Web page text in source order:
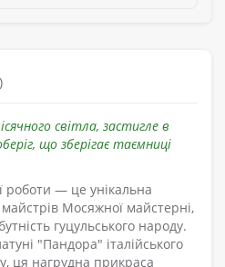
світла, застигле в
що зберігає таємниці
роботи — це унікальна
Мосяжної майстерні,
гуцульського народу.
"Пандора" італійського
ця нагрудна прикраса